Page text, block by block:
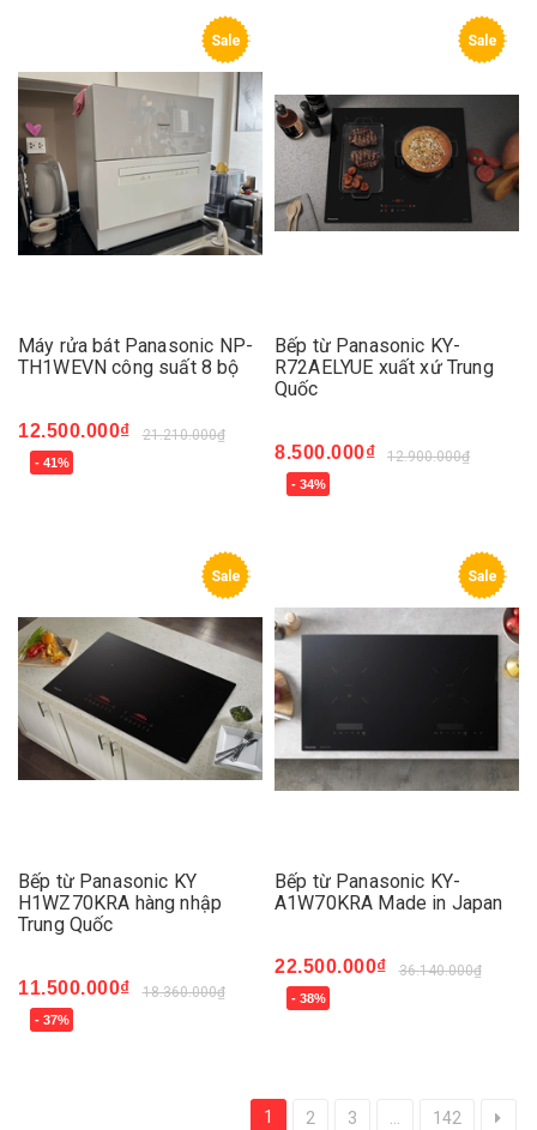
Sale
Máy rửa bát Panasonic NP-
TH1WEVN công suất 8 bộ
12.500.000₫ 21.210.000₫
- 41%
Sale
Bếp từ Panasonic KY-
R72AELYUE xuất xứ Trung
Quốc
8.500.000₫ 12.900.000₫
- 34%
Sale
Bếp từ Panasonic KY
H1WZ70KRA hàng nhập
Trung Quốc
11.500.000₫ 18.360.000₫
- 37%
Sale
Bếp từ Panasonic KY-
A1W70KRA Made in Japan
22.500.000₫ 36.140.000₫
- 38%
1 2 3 142